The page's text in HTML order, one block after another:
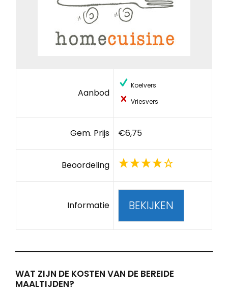
Aanbod
Koelvers
Vriesvers
Gem. Prijs €6,75
Beoordeling
Informatie BEKIJKEN
WAT ZIJN DE KOSTEN VAN DE BEREIDE
MAALTIJDEN?